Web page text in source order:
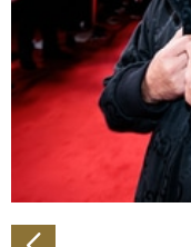
Wir verwenden
personalisieren,
zu können und die
analysieren.
Verwendung
soziale Medien,
Partner führen
haben oder die sie